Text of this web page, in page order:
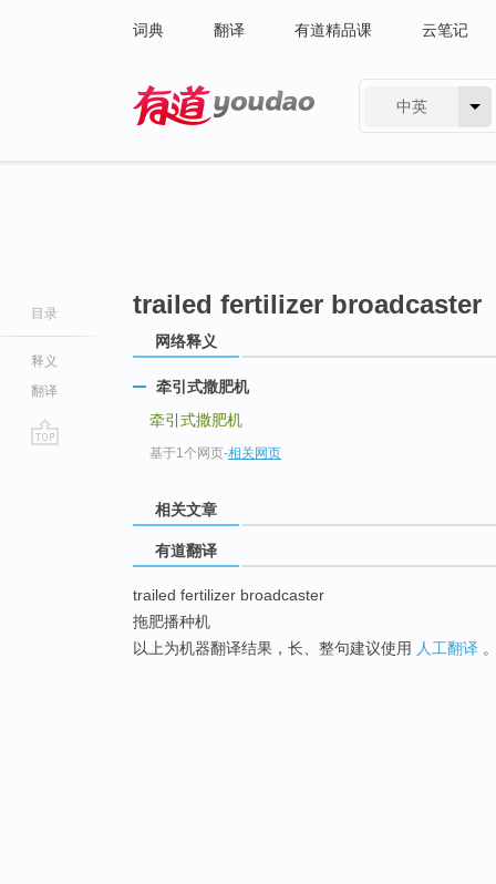
词典 翻译 有道精品课 云笔记
中英
目录
释义
翻译
trailed fertilizer broadcaster
网络释义
牵引式撒肥机
牵引式撒肥机
基于1个网页-相关网页
相关文章
有道翻译
trailed fertilizer broadcaster
拖肥播种机
以上为机器翻译结果，长、整句建议使用 人工翻译